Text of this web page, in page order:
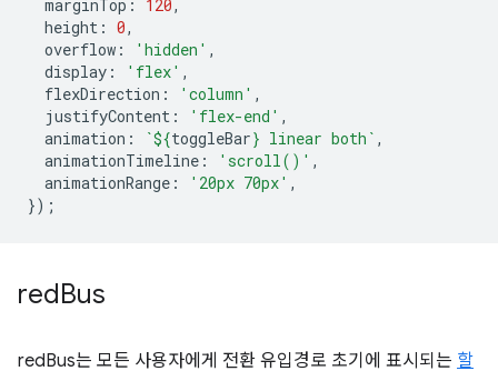
marginTop : 120,
height : 0,
overflow : 'hidden' ,
display : 'flex' ,
flexDirection : 'column' ,
justifyContent : 'flex-end' ,
animation : `${toggleBar} linear both` ,
animationTimeline : 'scroll()' ,
animationRange : '20px 70px' ,
});
redBus
redBus는 모든 사용자에게 전환 유입경로 초기에 표시되는 할